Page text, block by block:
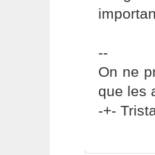
--
On ne
que les
-+-